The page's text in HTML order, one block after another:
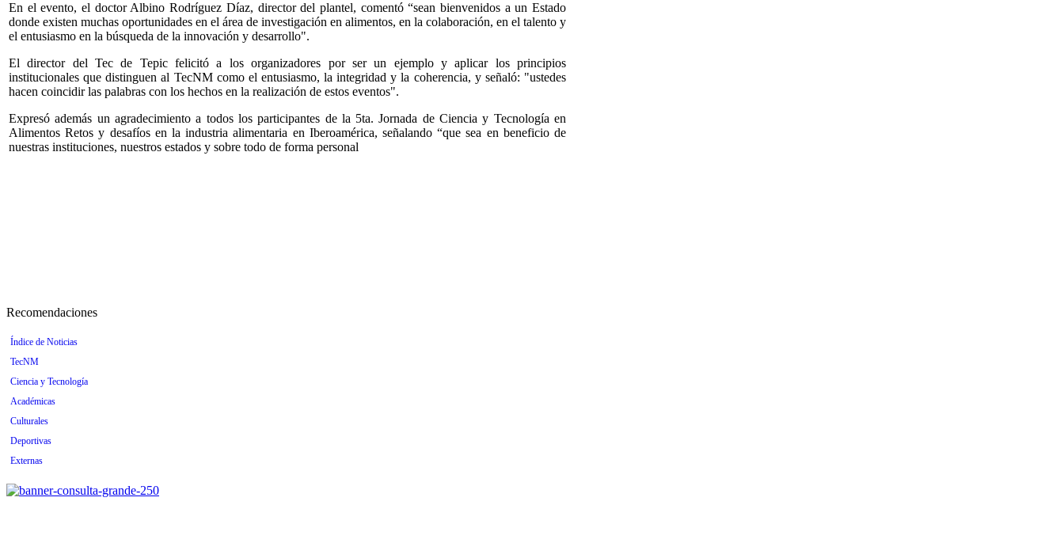
En el evento, el doctor Albino Rodríguez Díaz, director del plantel, comentó “sean bienvenidos a un Estado
donde existen muchas oportunidades en el área de investigación en alimentos, en la colaboración, en el talento y
el entusiasmo en la búsqueda de la innovación y desarrollo".
El director del Tec de Tepic felicitó a los organizadores por ser un ejemplo y aplicar los principios
institucionales que distinguen al TecNM como el entusiasmo, la integridad y la coherencia, y señaló: "ustedes
hacen coincidir las palabras con los hechos en la realización de estos eventos".
Expresó además un agradecimiento a todos los participantes de la 5ta. Jornada de Ciencia y Tecnología en
Alimentos Retos y desafíos en la industria alimentaria en Iberoamérica, señalando “que sea en beneficio de
nuestras instituciones, nuestros estados y sobre todo de forma personal
Recomendaciones
Índice de Noticias
TecNM
Ciencia y Tecnología
Académicas
Culturales
Deportivas
Externas